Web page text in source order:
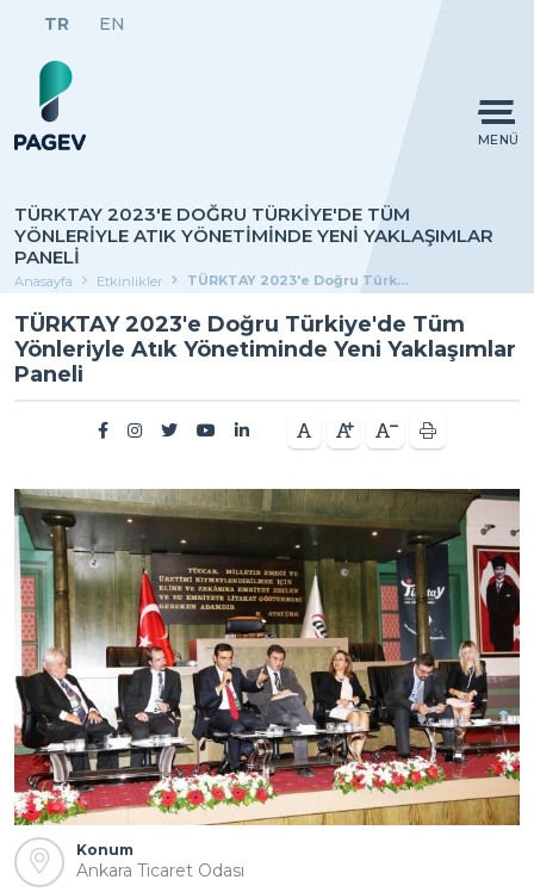
TR EN
MENÜ
TÜRKTAY 2023'E DOĞRU TÜRKIYE'DE TÜM
YÖNLERIYLE ATIK YÖNETIMINDE YENI YAKLAŞIMLAR
PANELI
Anasayfa Etkinlikler TÜRKTAY 2023'e Doğru Türkiye'de Tüm Yönleriyle Atık Yönetiminde Yeni Yaklaşımlar Paneli
TÜRKTAY 2023'e Doğru Türkiye'de Tüm
Yönleriyle Atık Yönetiminde Yeni Yaklaşımlar
Paneli
Konum
Ankara Ticaret Odası